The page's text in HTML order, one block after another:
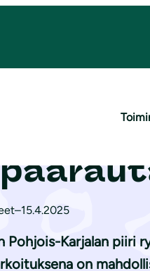
–15.4.2025
Karjalan piiri
on